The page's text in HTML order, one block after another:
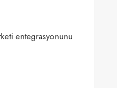
entegrasyonunu